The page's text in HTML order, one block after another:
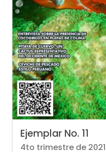
Ejemplar No. 11
4to trimestre de 2021